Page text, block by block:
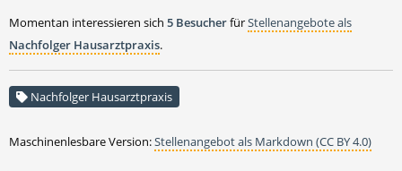
Momentan interessieren sich 5 BesucherfürStellenangebote als
Nachfolger Hausarztpraxis.
Nachfolger Hausarztpraxis
Maschinenlesbare Version:Stellenangebot als Markdown (CC BY 4.0)